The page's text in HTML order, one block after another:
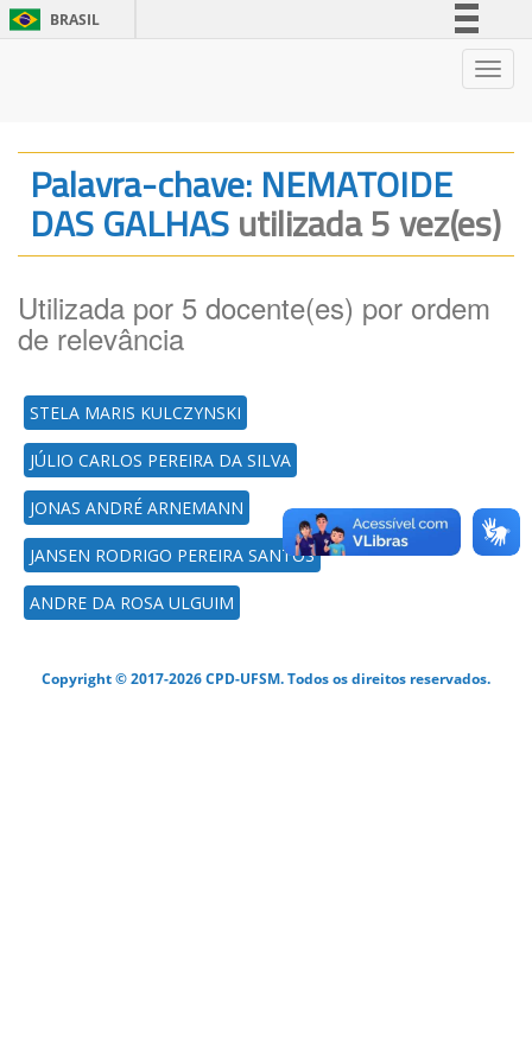
BRASIL
Legislação
Canais
Palavra-chave: NEMATOIDE
DAS GALHASutilizada 5 vez(es)
Utilizada por 5 docente(es) por ordem
de relevância
STELA MARIS KULCZYNSKI
JÚLIO CARLOS PEREIRA DA SILVA
JONAS ANDRÉ ARNEMANN
JANSEN RODRIGO PEREIRA SANTOS
ANDRE DA ROSA ULGUIM
Copyright © 2017-2026 CPD-UFSM. Todos os direitos reservados.